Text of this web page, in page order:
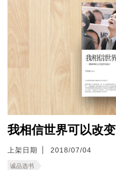
我相信世界可以改变
上架日期 2018/07/04
诚品选书